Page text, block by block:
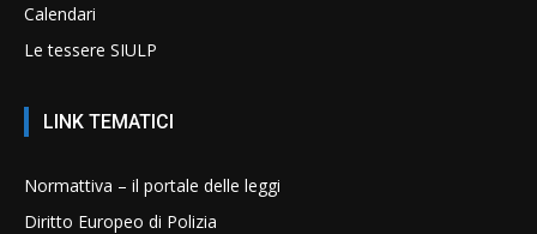
Calendari
Le tessere SIULP
LINK TEMATICI
Normattiva – il portale delle leggi
Diritto Europeo di Polizia